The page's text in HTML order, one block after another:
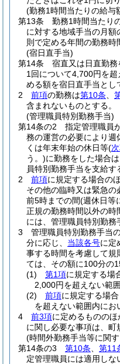
(勤務1時間当たりの給与
第13条
勤務1時間当たり
に対する地域手当の月額
則で定める年間の勤務時
(宿日直手当)
第14条
宿直又は日直勤
1回について4,700円を
める額を宿日直手当とし
2
前項の勤務は第10条
含まれないものとする。
(管理職員特別勤務手当)
第14条の2
指定管理職員
務の運営の必要により週
くは年末年始の休日等(
う。)に勤務をした場合
員特別勤務手当を支給す
2
前項に規定する場合の
その他の臨時又は緊急
前5時までの間(週休日等
正規の勤務時間以外の時
には、管理職員特別勤務
3
管理職員特別勤務手当の
分に応じ、 当該各号に定
事する時間を考慮して規
ては、その額に100分の
(1)
第1項に規定する場
2,000円を超えない範
(2)
前項に規定する場
を超えない範囲内にお
4
前3項に定めるものの
に関し必要な事項は、町
(時間外勤務手当等に関
第14条の3
第10条 第11
定管理職員には適用しな